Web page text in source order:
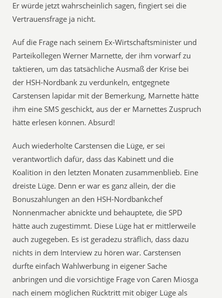
Er würde jetzt wahrscheinlich sagen, fingiert sei die
Vertrauensfrage ja nicht.
Auf die Frage nach seinem Ex-Wirtschaftsminister und
Parteikollegen Werner Marnette, der ihm vorwarf zu
taktieren, um das tatsächliche Ausmaß der Krise bei
der HSH-Nordbank zu verdunkeln, entgegnete
Carstensen lapidar mit der Bemerkung, Marnette hätte
ihm eine SMS geschickt, aus der er Marnettes Zuspruch
hätte erlesen können. Absurd!
Auch wiederholte Carstensen die Lüge, er sei
verantwortlich dafür, dass das Kabinett und die
Koalition in den letzten Monaten zusammenblieb. Eine
dreiste Lüge. Denn er war es ganz allein, der die
Bonuszahlungen an den HSH-Nordbankchef
Nonnenmacher abnickte und behauptete, die SPD
hätte auch zugestimmt. Diese Lüge hat er mittlerweile
auch zugegeben. Es ist geradezu sträflich, dass dazu
nichts in dem Interview zu hören war. Carstensen
durfte einfach Wahlwerbung in eigener Sache
anbringen und die vorsichtige Frage von Caren Miosga
nach einem möglichen Rücktritt mit obiger Lüge als